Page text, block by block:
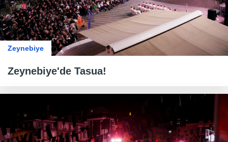
Zeynebiye
Zeynebiye'de Tasua!